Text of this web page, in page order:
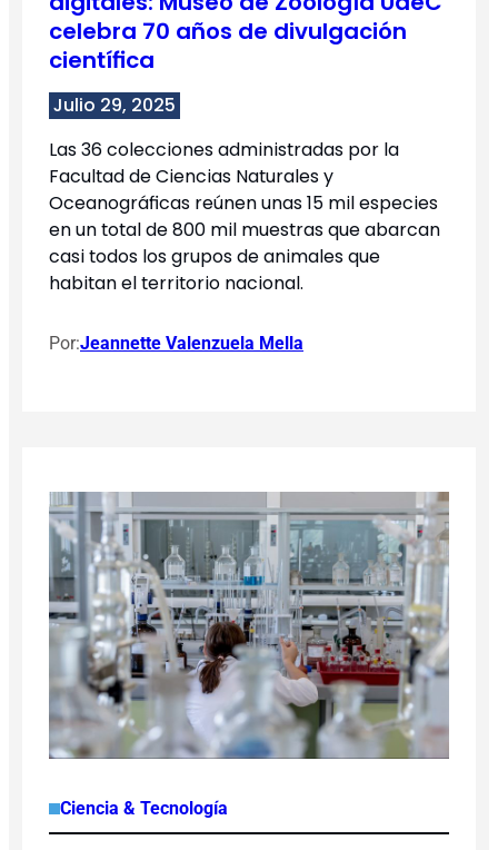
celebra 70 años de divulgación
científica
Julio 29, 2025
Las 36 colecciones administradas por la
Facultad de Ciencias Naturales y
Oceanográficas reúnen unas 15 mil especies
en un total de 800 mil muestras que abarcan
casi todos los grupos de animales que
habitan el territorio nacional.
Por:Jeannette Valenzuela Mella
Ciencia & Tecnología